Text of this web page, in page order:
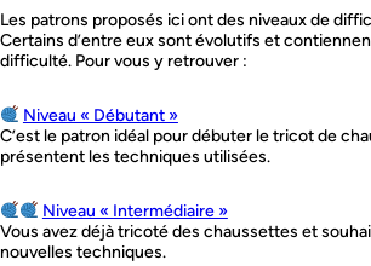
Les patrons proposés ici ont des niveaux de
Certains d’entre eux sont évolutifs et
difficulté. Pour vous y retrouver :
Niveau « Débutant »
C’est le patron idéal pour débuter le tricot de
présentent les techniques utilisées.
Niveau « Intermédiaire »
Vous avez déjà tricoté des chaussettes et
nouvelles techniques.